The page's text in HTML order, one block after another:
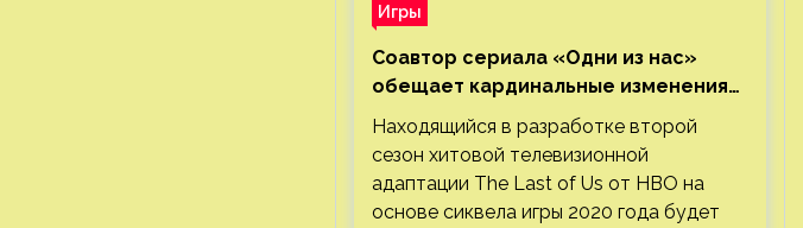
Игры
Соавтор сериала «Одни из нас»
обещает кардинальные изменения
во втором сезоне
Находящийся в разработке второй
сезон хитовой телевизионной
адаптации The Last of Us от HBO на
основе сиквела игры 2020 года будет